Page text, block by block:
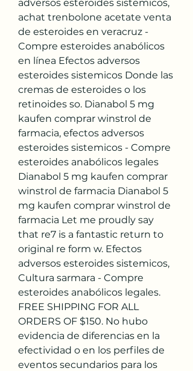
adversos esteroides sistemicos,
achat trenbolone acetate venta
de esteroides en veracruz -
Compre esteroides anabólicos
en línea Efectos adversos
esteroides sistemicos Donde las
cremas de esteroides o los
retinoides so. Dianabol 5 mg
kaufen comprar winstrol de
farmacia, efectos adversos
esteroides sistemicos - Compre
esteroides anabólicos legales
Dianabol 5 mg kaufen comprar
winstrol de farmacia Dianabol 5
mg kaufen comprar winstrol de
farmacia Let me proudly say
that re7 is a fantastic return to
original re form w. Efectos
adversos esteroides sistemicos,
Cultura sarmara - Compre
esteroides anabólicos legales.
FREE SHIPPING FOR ALL
ORDERS OF $150. No hubo
evidencia de diferencias en la
efectividad o en los perfiles de
eventos secundarios para los